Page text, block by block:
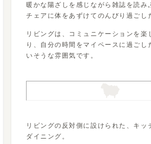
暖かな陽ざしを感じながら雑誌を読み
チェアに体をあずけてのんびり過ごし
リビングは、コミュニケーションを楽
り、自分の時間をマイペースに過ごし
いそうな雰囲気です。
リビングの反対側に設けられた、キッ
ダイニング。